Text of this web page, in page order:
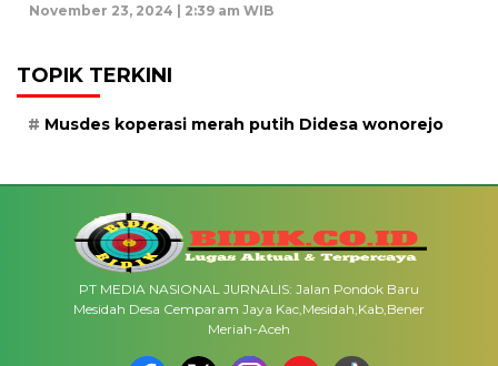
November 23, 2024 | 2:39 am WIB
TOPIK TERKINI
Musdes koperasi merah putih Didesa wonorejo
PT MEDIA NASIONAL JURNALIS: Jalan Pondok Baru
Mesidah Desa Cemparam Jaya Kac,Mesidah,Kab,Bener
Meriah-Aceh